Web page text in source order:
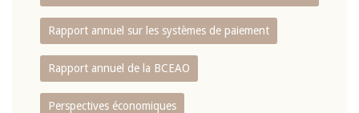
Rapport annuel sur les systèmes de paiement
Rapport annuel de la BCEAO
Perspectives économiques